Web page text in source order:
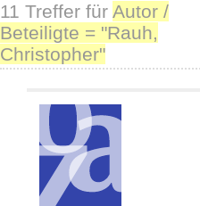
11 Treffer für Autor /
Beteiligte = "Rauh,
Christopher"